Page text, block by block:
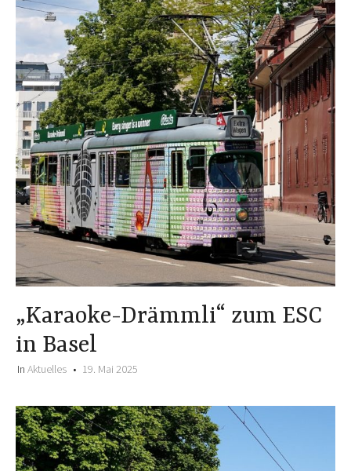
„Karaoke-Drämmli“ zum ESC
in Basel
In Aktuelles 19. Mai 2025